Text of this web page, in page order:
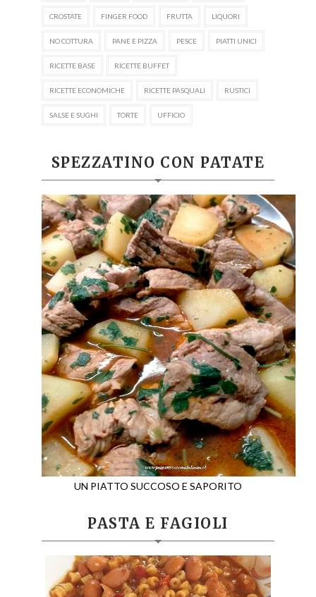
CROSTATE FINGER FOOD FRUTTA LIQUORI
NO COTTURA PANE E PIZZA PESCE PIATTI UNICI
RICETTE BASE RICETTE BUFFET
RICETTE ECONOMICHE RICETTE PASQUALI RUSTICI
SALSE E SUGHI TORTE UFFICIO
SPEZZATINO CON PATATE
UN PIATTO SUCCOSO E SAPORITO
PASTA E FAGIOLI